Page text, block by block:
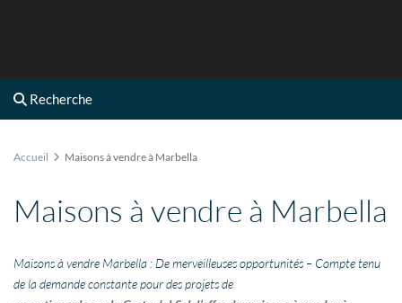
Recherche
Accueil Maisons à vendre à Marbella
Maisons à vendre à Marbella
Maisons à vendre Marbella : De merveilleuses opportunités – Compte tenu
de la demande constante pour des projets de